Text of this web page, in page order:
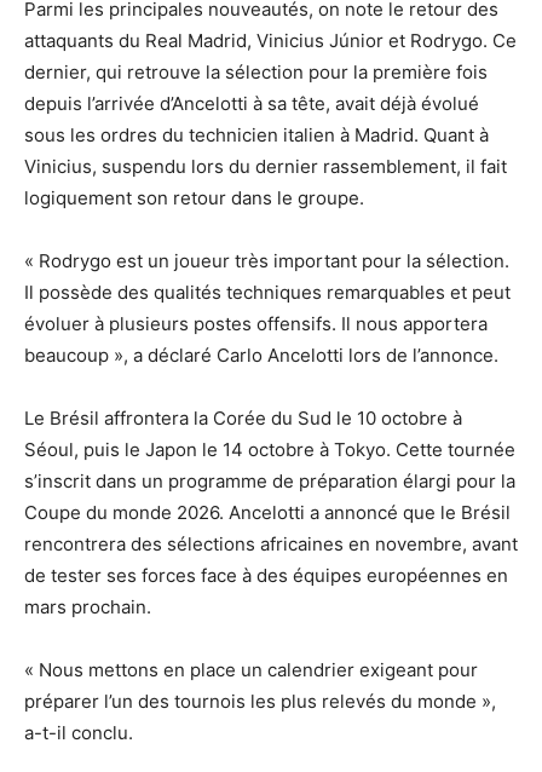
Parmi les principales nouveautés, on note le retour des
attaquants du Real Madrid, Vinicius Júnior et Rodrygo. Ce
dernier, qui retrouve la sélection pour la première fois
depuis l’arrivée d’Ancelotti à sa tête, avait déjà évolué
sous les ordres du technicien italien à Madrid. Quant à
Vinicius, suspendu lors du dernier rassemblement, il fait
logiquement son retour dans le groupe.
« Rodrygo est un joueur très important pour la sélection.
Il possède des qualités techniques remarquables et peut
évoluer à plusieurs postes offensifs. Il nous apportera
beaucoup », a déclaré Carlo Ancelotti lors de l’annonce.
Le Brésil affrontera la Corée du Sud le 10 octobre à
Séoul, puis le Japon le 14 octobre à Tokyo. Cette tournée
s’inscrit dans un programme de préparation élargi pour la
Coupe du monde 2026. Ancelotti a annoncé que le Brésil
rencontrera des sélections africaines en novembre, avant
de tester ses forces face à des équipes européennes en
mars prochain.
« Nous mettons en place un calendrier exigeant pour
préparer l’un des tournois les plus relevés du monde »,
a-t-il conclu.